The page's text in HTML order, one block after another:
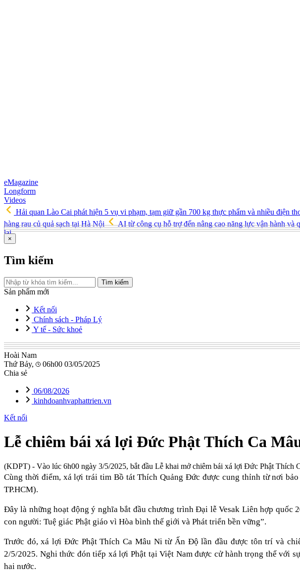
eMagazine
Longform
Videos
Hải quan Lào Cai phát hiện 5 vụ vi phạm, tạm giữ gần 700 kg thực phẩm và nhiều điện
hàng rau củ quả sạch tại Hà Nội
AI từ công cụ hỗ trợ đến nâng cao năng lực vận hành và
lai
×
Tìm kiếm
Tìm kiếm
Sản phẩm mới
Kết nối
Chính sách - Pháp Lý
Y tế - Sức khoẻ
Hoài Nam
Thứ Bảy,
06h00 03/05/2025
Chia sẻ
06/08/2026
kinhdoanhvaphattrien.vn
Kết nối
Lễ chiêm bái xá lợi Đức Phật Thích Ca
(KDPT) - Vào lúc 6h00 ngày 3/5/2025, bắt đầu Lễ khai mở chiêm bái xá lợi Đức Phật
Cùng thời điểm, xá lợi trái tim Bồ tát Thích Quảng Đức được cung thỉnh từ nơi
TP.HCM).
Đây là những hoạt động ý nghĩa bắt đầu chương trình Đại lễ Vesak Liên hợp quốc
con người: Tuệ giác Phật giáo vì Hòa bình thế giới và Phát triển bền vững”.
Trước đó, xá lợi Đức Phật Thích Ca Mâu Ni từ Ấn Độ lần đầu được tôn trí và
2/5/2025. Nghi thức đón tiếp xá lợi Phật tại Việt Nam được cử hành trọng thể với
hai nước.